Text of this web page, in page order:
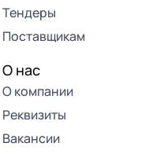
Тендеры
Поставщикам
О нас
О компании
Реквизиты
Вакансии